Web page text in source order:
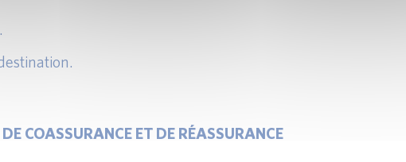
COASSURANCE ET DE RÉASSURANCE